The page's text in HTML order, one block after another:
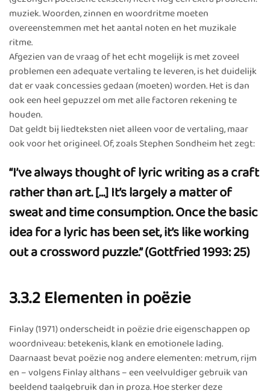
muziek. Woorden, zinnen en woordritme moeten
overeenstemmen met het aantal noten en het muzikale
ritme.
Afgezien van de vraag of het echt mogelijk is met zoveel
problemen een adequate vertaling te leveren, is het duidelijk
dat er vaak concessies gedaan (moeten) worden. Het is dan
ook een heel gepuzzel om met alle factoren rekening te
houden.
Dat geldt bij liedteksten niet alleen voor de vertaling, maar
ook voor het origineel. Of, zoals Stephen Sondheim het zegt:
“I’ve always thought of lyric writing as a craft
rather than art. […] It’s largely a matter of
sweat and time consumption. Once the basic
idea for a lyric has been set, it’s like working
out a crossword puzzle.” (Gottfried 1993: 25)
3.3.2 Elementen in poëzie
Finlay (1971) onderscheidt in poëzie drie eigenschappen op
woordniveau: betekenis, klank en emotionele lading.
Daarnaast bevat poëzie nog andere elementen: metrum, rijm
en – volgens Finlay althans – een veelvuldiger gebruik van
beeldend taalgebruik dan in proza. Hoe sterker deze